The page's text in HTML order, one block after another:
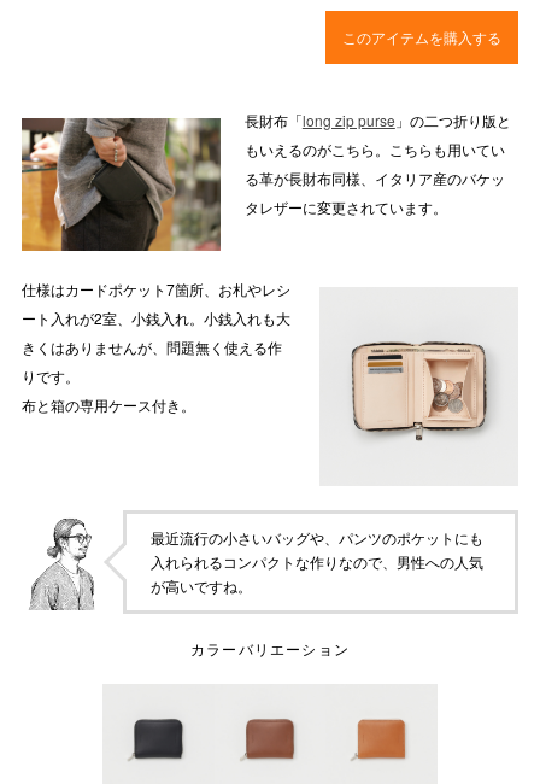
このアイテムを購入する
長財布「long zip purse 」の二つ折り版と
もいえるのがこちら。こちらも用いてい
る革が長財布同様、イタリア産のバケッ
タレザーに変更されています。
仕様はカードポケット7箇所、お札やレシ
ート入れが2室、小銭入れ。小銭入れも大
きくはありませんが、問題無く使える作
りです。
布と箱の専用ケース付き。
最近流行の小さいバッグや、パンツのポケットにも
入れられるコンパクトな作りなので、男性への人気
が高いですね。
カラーバリエーション